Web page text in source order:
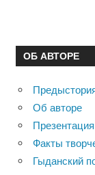
ОБ АВТОРЕ
Об авторе
Факты
Гыданский